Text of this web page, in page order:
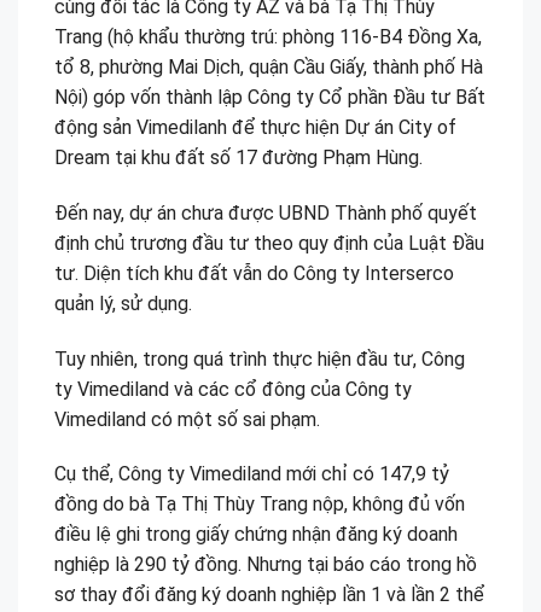
cùng đối tác là Công ty AZ và bà Tạ Thị Thùy
Trang (hộ khẩu thường trú: phòng 116-B4 Đồng Xa,
tổ 8, phường Mai Dịch, quận Cầu Giấy, thành phố Hà
Nội) góp vốn thành lập Công ty Cổ phần Đầu tư Bất
động sản Vimedilanh để thực hiện Dự án City of
Dream tại khu đất số 17 đường Phạm Hùng.
Đến nay, dự án chưa được UBND Thành phố quyết
định chủ trương đầu tư theo quy định của Luật Đầu
tư. Diện tích khu đất vẫn do Công ty Interserco
quản lý, sử dụng.
Tuy nhiên, trong quá trình thực hiện đầu tư, Công
ty Vimediland và các cổ đông của Công ty
Vimediland có một số sai phạm.
Cụ thể, Công ty Vimediland mới chỉ có 147,9 tỷ
đồng do bà Tạ Thị Thùy Trang nộp, không đủ vốn
điều lệ ghi trong giấy chứng nhận đăng ký doanh
nghiệp là 290 tỷ đồng. Nhưng tại báo cáo trong hồ
sơ thay đổi đăng ký doanh nghiệp lần 1 và lần 2 thể